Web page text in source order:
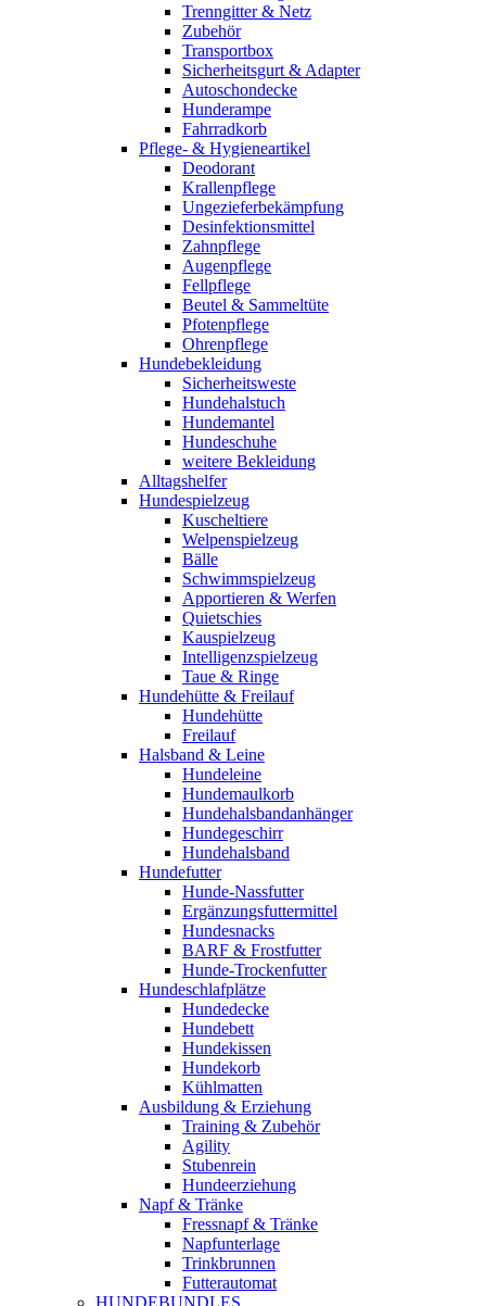
Trenngitter & Netz
Zubehör
Transportbox
Sicherheitsgurt & Adapter
Autoschondecke
Hunderampe
Fahrradkorb
Pflege- & Hygieneartikel
Deodorant
Krallenpflege
Ungezieferbekämpfung
Desinfektionsmittel
Zahnpflege
Augenpflege
Fellpflege
Beutel & Sammeltüte
Pfotenpflege
Ohrenpflege
Hundebekleidung
Sicherheitsweste
Hundehalstuch
Hundemantel
Hundeschuhe
weitere Bekleidung
Alltagshelfer
Hundespielzeug
Kuscheltiere
Welpenspielzeug
Bälle
Schwimmspielzeug
Apportieren & Werfen
Quietschies
Kauspielzeug
Intelligenzspielzeug
Taue & Ringe
Hundehütte & Freilauf
Hundehütte
Freilauf
Halsband & Leine
Hundeleine
Hundemaulkorb
Hundehalsbandanhänger
Hundegeschirr
Hundehalsband
Hundefutter
Hunde-Nassfutter
Ergänzungsfuttermittel
Hundesnacks
BARF & Frostfutter
Hunde-Trockenfutter
Hundeschlafplätze
Hundedecke
Hundebett
Hundekissen
Hundekorb
Kühlmatten
Ausbildung & Erziehung
Training & Zubehör
Agility
Stubenrein
Hundeerziehung
Napf & Tränke
Fressnapf & Tränke
Napfunterlage
Trinkbrunnen
Futterautomat
HUNDEBUNDLES